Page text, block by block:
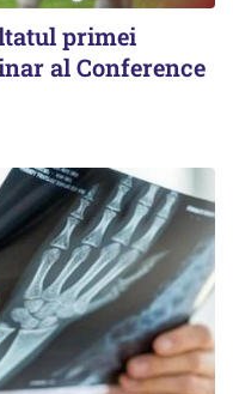
primei
al Conference